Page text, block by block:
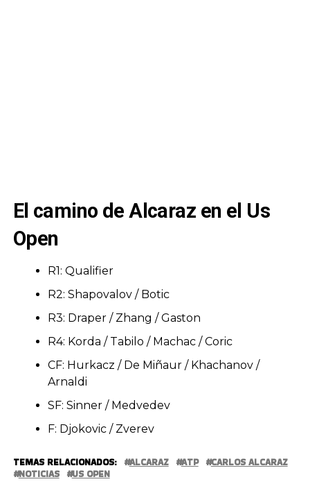
El camino de Alcaraz en el Us
Open
R1: Qualifier
R2: Shapovalov / Botic
R3: Draper / Zhang / Gaston
R4: Korda / Tabilo / Machac / Coric
CF: Hurkacz / De Miñaur / Khachanov /
Arnaldi
SF: Sinner / Medvedev
F: Djokovic / Zverev
TEMAS RELACIONADOS: ALCARAZ ATP
CARLOS ALCARAZ
NOTICIAS
US OPEN